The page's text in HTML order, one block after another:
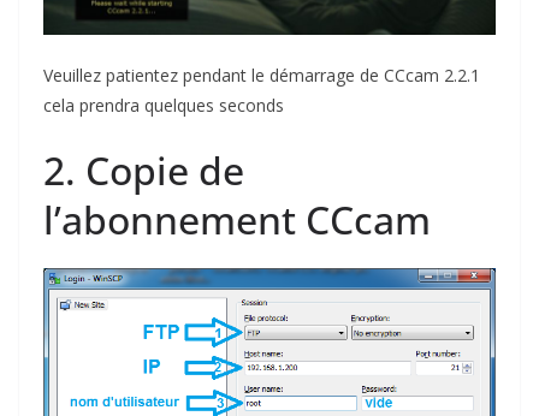
Veuillez patientez pendant le démarrage de CCcam 2.2.1
cela prendra quelques seconds
2. Copie de
l’abonnement CCcam